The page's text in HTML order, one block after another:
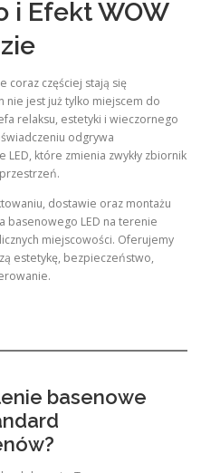
i Efekt WOW
coraz częściej stają się
nie jest już tylko miejscem do
relaksu, estetyki i wieczornego
odgrywa
które zmienia zwykły zbiornik
dostawie oraz montażu
basenowego LED na terenie
miejscowości. Oferujemy
estetykę, bezpieczeństwo,
basenowe